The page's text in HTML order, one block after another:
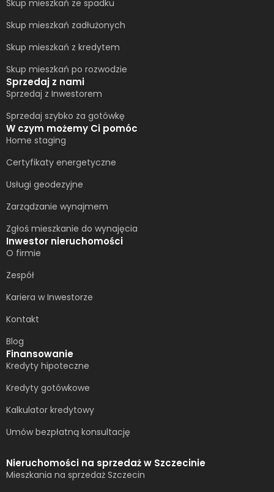
Skup mieszkań ze spadku
Skup mieszkań zadłużonych
Skup mieszkań z kredytem
Skup mieszkań po rozwodzie
Sprzedaj z nami
Sprzedaj z Inwestorem
Sprzedaj szybko za gotówkę
W czym możemy Ci pomóc
Home staging
Certyfikaty energetyczne
Usługi geodezyjne
Zarządzanie wynajmem
Zgłoś mieszkanie do wynajęcia
Inwestor nieruchomości
O firmie
Zespół
Kariera w Inwestorze
Kontakt
Blog
Finansowanie
Kredyty hipoteczne
Kredyty gotówkowe
Kalkulator kredytowy
Umów bezpłatną konsultację​
Nieruchomości na sprzedaż w Szczecinie
Mieszkania na sprzedaż Szczecin